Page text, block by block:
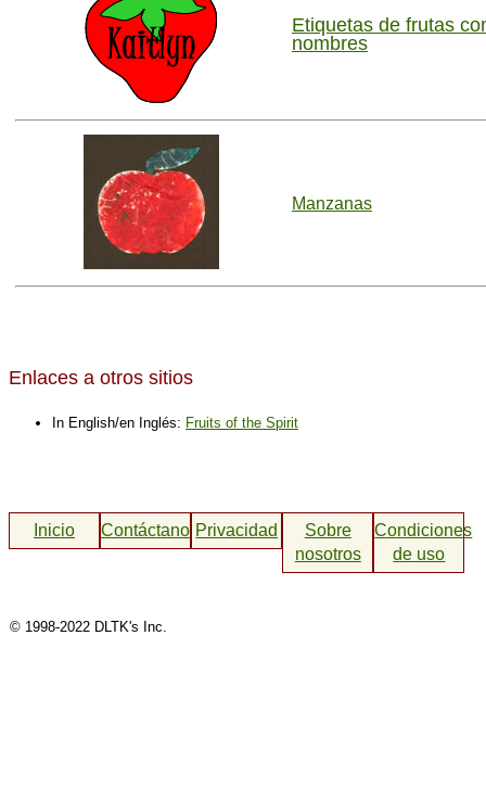
Etiquetas de frutas
nombres
Manzanas
Enlaces a otros sitios
In English/en Inglés: Fruits of the Spirit
Inicio ContáctanosPrivacidad
Sobre
nosotros
Condiciones
de uso
© 1998-2022 DLTK's Inc.